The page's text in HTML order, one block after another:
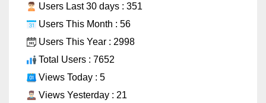
Users Last 30 days : 351
Users This Month : 56
Users This Year : 2998
Total Users : 7652
Views Today : 5
Views Yesterday : 21